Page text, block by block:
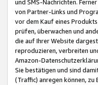
und SMS-Nachrichten.
von Partner-Links und
vor dem Kauf eines
prüfen, überwachen und
die auf Ihrer Website
reproduzieren, verbreiten
Amazon-
Sie bestätigen und sind
(Traffic) anregen können, zu